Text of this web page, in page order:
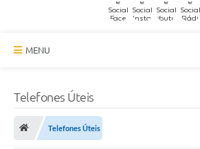
MENU
Serviços Online
Telefones Úteis
Telefones Úteis